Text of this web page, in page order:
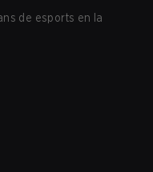
de esports en la